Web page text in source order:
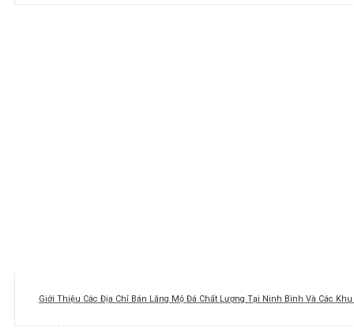
Giới Thiệu Các Địa Chỉ Bán Lăng Mộ Đá Chất Lượng Tại Ninh Bình Và Các Khu